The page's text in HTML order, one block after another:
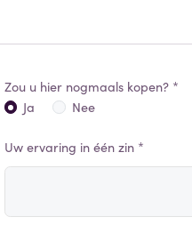
Zou u hier nogmaals kopen? *
Ja
Nee
Uw ervaring in één zin *